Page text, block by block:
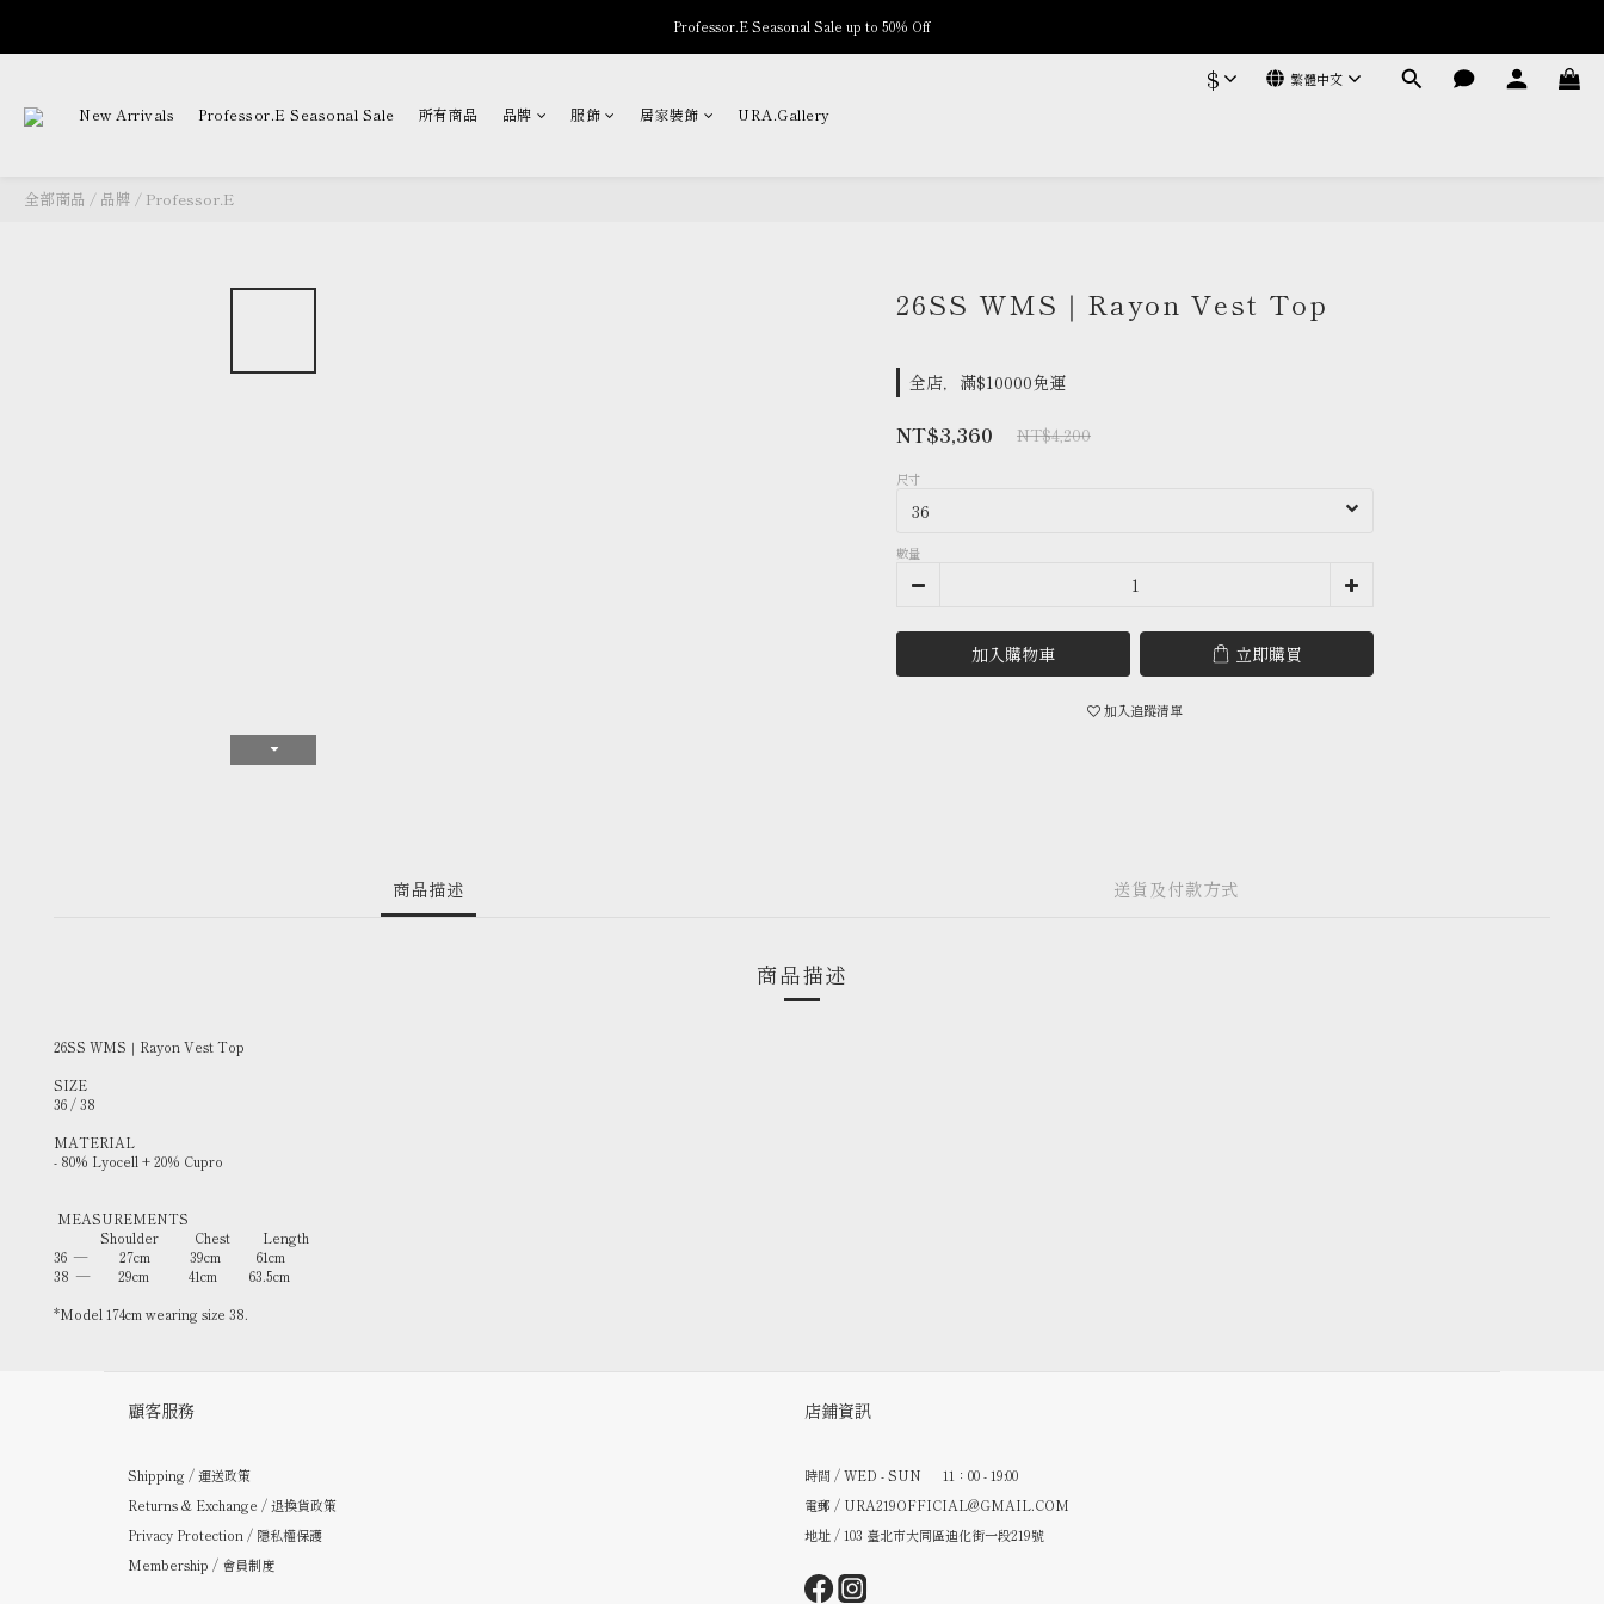
New Arrivals
Professor.E Seasonal Sale up to 50% Off
$ 繁體中文
New Arrivals Professor.E Seasonal Sale 所有商品 品牌 服飾 居家裝飾 URA.Gallery
全部商品 / 品牌 / Professor.E
26SS WMS｜Rayon Vest Top
全店，滿$10000免運
NT$3,360 NT$4,200
尺寸
數量
加入購物車 立即購買
加入追蹤清單
商品描述 送貨及付款方式
商品描述
26SS WMS｜Rayon Vest Top
SIZE
36 / 38
MATERIAL
- 80% Lyocell + 20% Cupro
MEASUREMENTS
Shoulder Chest Length
36 — 27cm 39cm 61cm
38 — 29cm 41cm 63.5cm
*Model 174cm wearing size 38.
顧客服務
Shipping / 運送政策
Returns & Exchange / 退換貨政策
Privacy Protection / 隱私權保護
Membership / 會員制度
店鋪資訊
時間 / WED - SUN 11：00 - 19:00
電郵 / URA219OFFICIAL@GMAIL.COM
地址 / 103 臺北市大同區迪化街一段219號